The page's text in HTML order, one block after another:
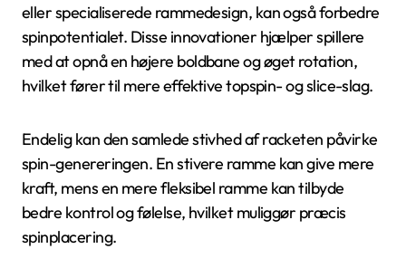
eller specialiserede rammedesign, kan også forbedre
spinpotentialet. Disse innovationer hjælper spillere
med at opnå en højere boldbane og øget rotation,
hvilket fører til mere effektive topspin- og slice-slag.
Endelig kan den samlede stivhed af racketen påvirke
spin-genereringen. En stivere ramme kan give mere
kraft, mens en mere fleksibel ramme kan tilbyde
bedre kontrol og følelse, hvilket muliggør præcis
spinplacering.